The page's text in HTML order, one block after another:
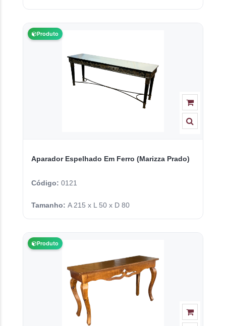
Produto
Aparador Espelhado Em Ferro (Marizza Prado)
Código: 0121
Tamanho: A 215 x L 50 x D 80
Produto